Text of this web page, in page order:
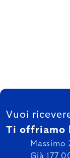
FOOTER
Vuoi
Ti offriamo
Già 177